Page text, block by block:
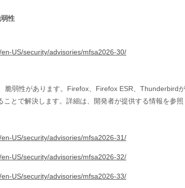
性
US/security/advisories/mfsa2026-30/
脆弱性があります。Firefox、Firefox ESR、Thunderbird
ことで解決します。詳細は、開発者が提供する情報を参照
US/security/advisories/mfsa2026-31/
US/security/advisories/mfsa2026-32/
US/security/advisories/mfsa2026-33/